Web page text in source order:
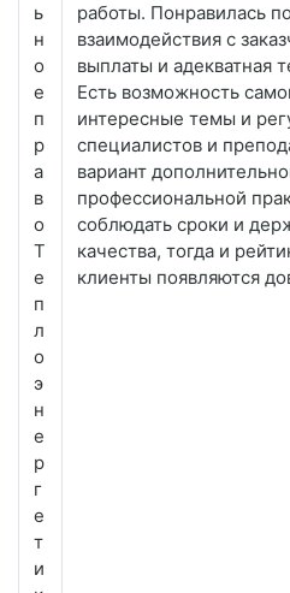
ь
н
о
е
п
р
а
в
о
Т
е
п
л
о
э
н
е
р
г
е
т
и
работы. Понравилась
взаимодействия с
выплаты и адекватная
Есть возможность
интересные темы и
специалистов и
вариант
профессиональной
соблюдать сроки и
качества, тогда и
клиенты появляются